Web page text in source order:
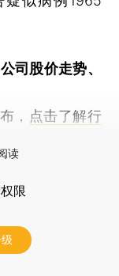
司股价走势、
， 点击了解行
读
限